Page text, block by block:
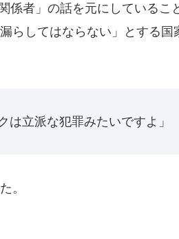
係者」の話を元にしているこ
らしてはならない」とする国
は立派な犯罪みたいですよ」
。